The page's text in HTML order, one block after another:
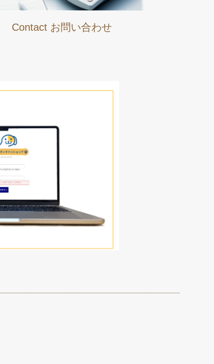
Contact お問い合わせ